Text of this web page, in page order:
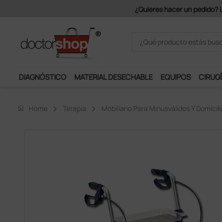
Únete al programa Ds Plus
DIAGNÓSTICO MATERIAL DESECHABLE EQUIPOS
home Home Terapia Mobiliario Para Minusválidos Y